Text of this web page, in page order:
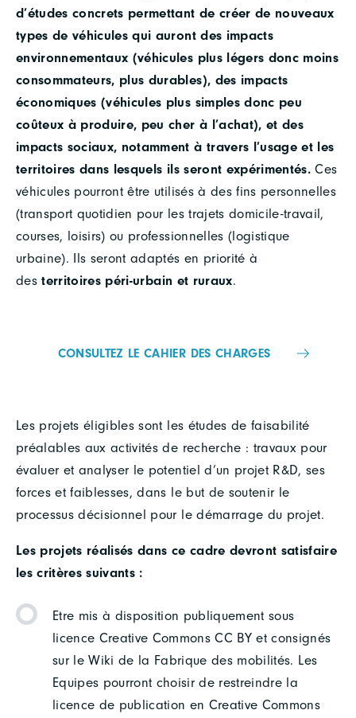
d’études concrets permettant de créer de nouveaux
types de véhicules qui auront des impacts
environnementaux (véhicules plus légers donc moins
consommateurs, plus durables), des impacts
économiques (véhicules plus simples donc peu
coûteux à produire, peu cher à l’achat), et des
impacts sociaux, notamment à travers l’usage et les
territoires dans lesquels ils seront expérimentés. Ces
véhicules pourront être utilisés à des fins personnelles
(transport quotidien pour les trajets domicile-travail,
courses, loisirs) ou professionnelles (logistique
urbaine). Ils seront adaptés en priorité à
des territoires péri-urbain et ruraux.
CONSULTEZ LE CAHIER DES CHARGES
Les projets éligibles sont les études de faisabilité
préalables aux activités de recherche : travaux pour
évaluer et analyser le potentiel d’un projet R&D, ses
forces et faiblesses, dans le but de soutenir le
processus décisionnel pour le démarrage du projet.
Les projets réalisés dans ce cadre devront satisfaire
les critères suivants :
Etre mis à disposition publiquement sous
licence Creative Commons CC BY et consignés
sur le Wiki de la Fabrique des mobilités. Les
Equipes pourront choisir de restreindre la
licence de publication en Creative Commons